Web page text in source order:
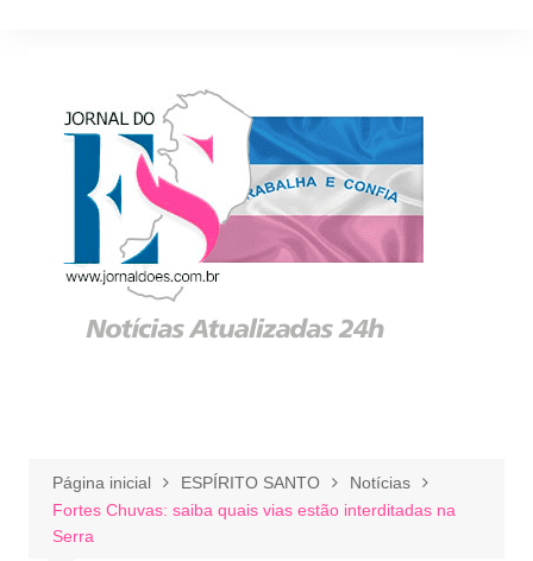
Página inicial ESPÍRITO SANTO
Notícias
Fortes Chuvas: saiba quais vias estão interditadas na
Serra